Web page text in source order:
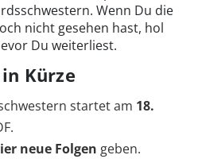
Wenn Du die
nicht gesehen hast, hol
Du weiterliest.
Kürze
startet am 18.
neue Folgen geben.